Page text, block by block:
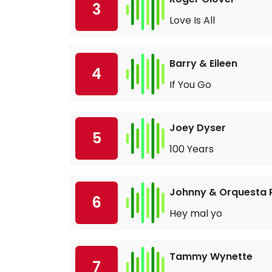
3
Love Is All
4
Barry & Eileen
If You Go
5
Joey Dyser
100 Years
6
Johnny & Orquesta
Hey mal yo
7
Tammy Wynette